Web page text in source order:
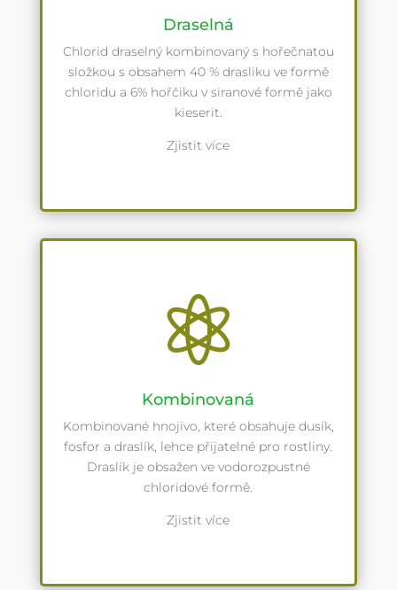
Draselná
Chlorid draselný kombinovaný s hořečnatou
složkou s obsahem 40 % drasliku ve formě
chloridu a 6% hořčiku v siranové formě jako
kieserit.
Zjistit více

Kombinovaná
Kombinované hnojivo, které obsahuje dusík,
fosfor a draslík, lehce přijatelné pro rostliny.
Draslík je obsažen ve vodorozpustné
chloridové formě.
Zjistit více